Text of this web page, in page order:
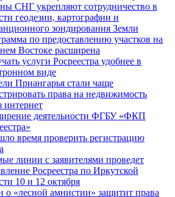
СНГ укрепляют сотрудничество в
геодезии, картографии и
зондирования Земли
по предоставлению участков на
Востоке расширена
услуги Росреестра удобнее в
виде
Приангарья стали чаще
права на недвижимость
интернет
деятельности ФГБУ «ФКП
время проверить регистрацию
линии с заявителями проведет
Росреестра по Иркутской
10 и 12 октября
о «лесной амнистии» защитит права